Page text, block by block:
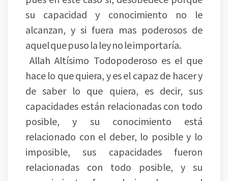
su capacidad y conocimiento no le
alcanzan, y si fuera mas poderosos de
aquel que puso la ley no le importaría.
Allah Altísimo Todopoderoso es el que
hace lo que quiera, y es el capaz de hacer y
de saber lo que quiera, es decir, sus
capacidades están relacionadas con todo
posible, y su conocimiento está
relacionado con el deber, lo posible y lo
imposible, sus capacidades fueron
relacionadas con todo posible, y su